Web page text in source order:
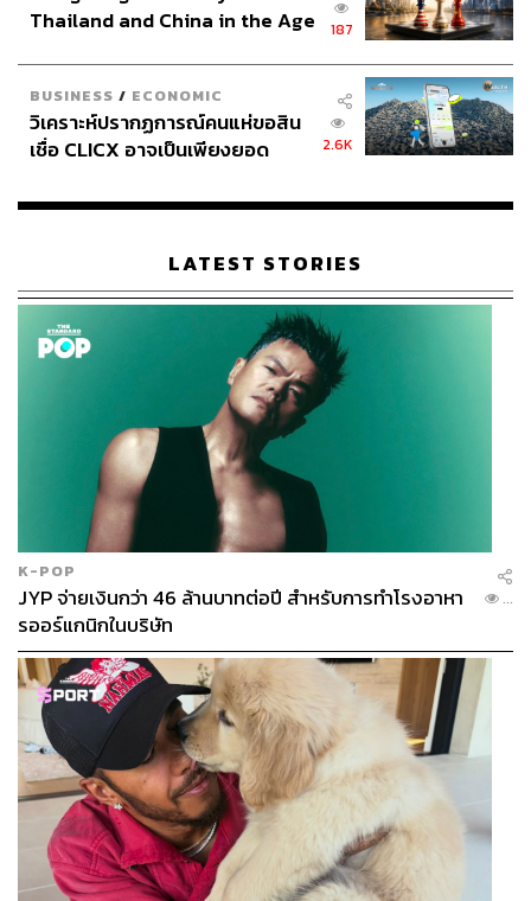
ทางกฎหมาย (Legal Literacy) ที่ละเอียดและชัดเจน โดยระบุ
มาตรา วงเล็บ หรือย่อหน้าอย่างเฉพาะเจาะจง ไม่ใช่เพียงแค่
บอกว่ากฎหมายไม่เป็นธรรม ซึ่งเป็นสิ่งที่ภาคเอกชนต่างชาติ
ทำอย่างเป็นระบบเมื่อมาเจรจา การจับมือกันระหว่างภาครัฐ
และเอกชนที่เริ่มเห็นมากขึ้นในปัจจุบัน ถือเป็นนิมิตหมายที่ดีที่
ก้าวสำคัญที่ประเทศไทยต้องกล้าเดินหน้าทำอย่างจริงจังและ
ต่อเนื่อง เพื่อปลดล็อกศักยภาพทางเศรษฐกิจ และสร้างความ
Chokniti-Studio/Shutterstock
สามารถติดตาม THE STANDARD WEALTH
ผ่านแอปพลิเคชันต่างๆ ที่คุณสะดวกหรือใช้งานอยู่แล้วได้เลย
TAGS: ศูนย์วิจัยเศรษฐกิจและธุรกิจ ธนาคารไทยพาณิชย์ (SCB
EIC)
SCB WEALTH
GDP ไทย
Thailand At Risk
Regulatory Guillotine
เศรษฐกิจไทย
Thailand and China in the Age
187
BUSINESS / ECONOMIC
วิเคราะห์ปรากฏการณ์คนแห่ขอสิน
เชื่อ CLICX อาจเป็นเพียงยอด
เรือนไทยที่ถูกซุกไว้
2.6K
LATEST STORIES
K-POP
JYP จ่ายเงินกว่า 46 ล้านบาทต่อปี สำหรับการทำโรงอาหา
รออร์แกนิกในบริษัท
...